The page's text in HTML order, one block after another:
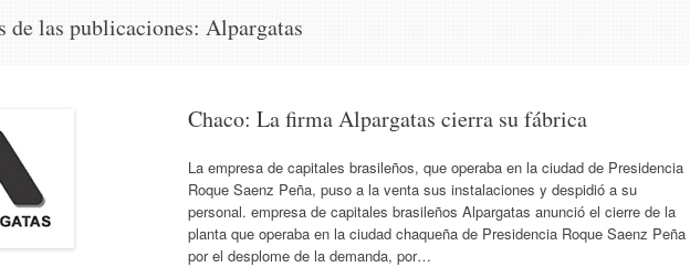
de las publicaciones: Alpargatas
Chaco: La firma Alpargatas cierra su fábrica
La empresa de capitales brasileños, que operaba en la ciudad de Presidencia
Roque Saenz Peña, puso a la venta sus instalaciones y despidió a su
personal. empresa de capitales brasileños Alpargatas anunció el cierre de la
planta que operaba en la ciudad chaqueña de Presidencia Roque Saenz Peña
por el desplome de la demanda, por…